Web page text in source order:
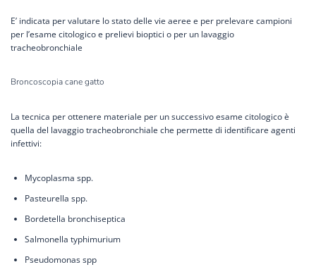
E’ indicata per valutare lo stato delle vie aeree e per prelevare campioni
per l’esame citologico e prelievi bioptici o per un lavaggio
tracheobronchiale
Broncoscopia cane gatto
La tecnica per ottenere materiale per un successivo esame citologico è
quella del lavaggio tracheobronchiale che permette di identificare agenti
infettivi:
Mycoplasma spp.
Pasteurella spp.
Bordetella bronchiseptica
Salmonella typhimurium
Pseudomonas spp